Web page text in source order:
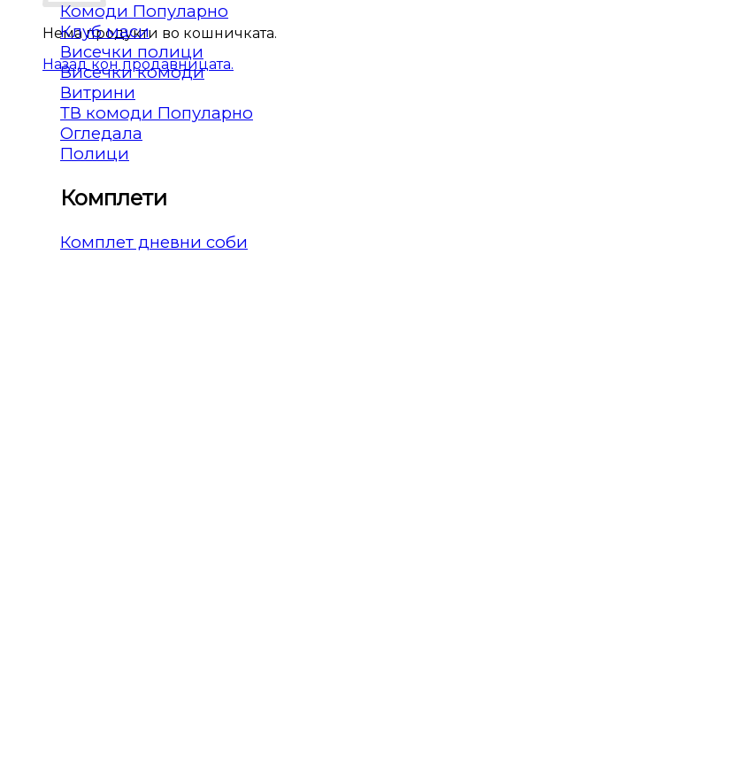
Нема продукти во кошничката.
Назад кон продавницата.
Комоди
Клуб маси
Висечки полици
Висечки комоди
Витрини
ТВ комоди
Огледала
Полици
Комплети
Комплет дневни соби